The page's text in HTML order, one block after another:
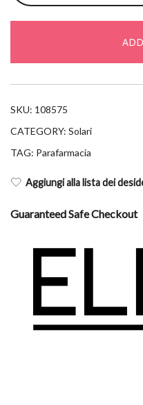
SKU: 108575
CATEGORY: Solari
TAG: Parafarmacia
Aggiungi alla lista dei
Guaranteed Safe Checkout